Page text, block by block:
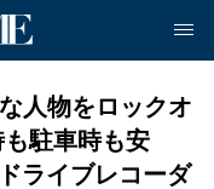
人物をロックオ
駐車時も安
ライブレコーダ